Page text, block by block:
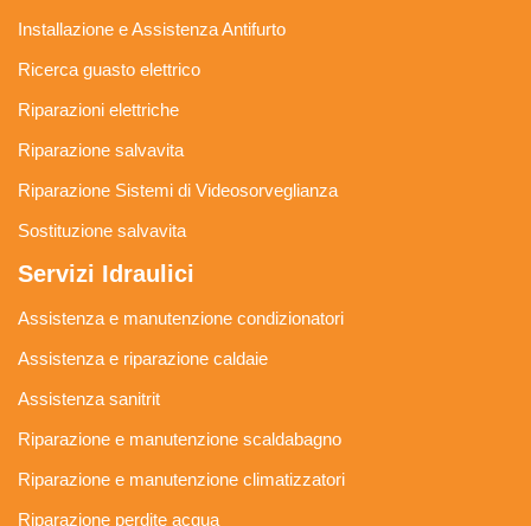
Installazione e Assistenza Antifurto
Ricerca guasto elettrico
Riparazioni elettriche
Riparazione salvavita
Riparazione Sistemi di Videosorveglianza
Sostituzione salvavita
Servizi Idraulici
Assistenza e manutenzione condizionatori
Assistenza e riparazione caldaie
Assistenza sanitrit
Riparazione e manutenzione scaldabagno
Riparazione e manutenzione climatizzatori
Riparazione perdite acqua